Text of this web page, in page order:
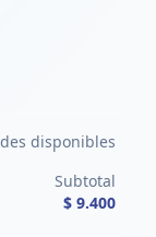
disponibles
Subtotal
$ 9.400